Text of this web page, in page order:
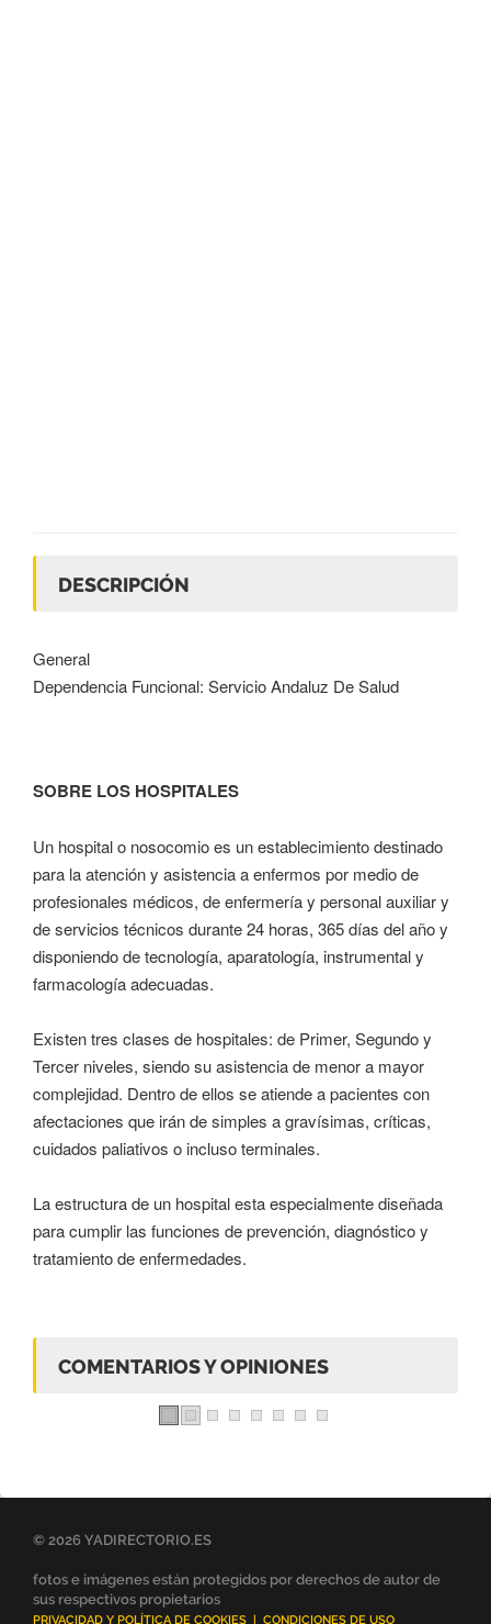
DESCRIPCIÓN
General
Dependencia Funcional: Servicio Andaluz De Salud
SOBRE LOS HOSPITALES
Un hospital o nosocomio es un establecimiento destinado
para la atención y asistencia a enfermos por medio de
profesionales médicos, de enfermería y personal auxiliar y
de servicios técnicos durante 24 horas, 365 días del año y
disponiendo de tecnología, aparatología, instrumental y
farmacología adecuadas.
Existen tres clases de hospitales: de Primer, Segundo y
Tercer niveles, siendo su asistencia de menor a mayor
complejidad. Dentro de ellos se atiende a pacientes con
afectaciones que irán de simples a gravísimas, críticas,
cuidados paliativos o incluso terminales.
La estructura de un hospital esta especialmente diseñada
para cumplir las funciones de prevención, diagnóstico y
tratamiento de enfermedades.
COMENTARIOS Y OPINIONES
© 2026 YADIRECTORIO.ES
fotos e imágenes están protegidos por derechos de autor de
sus respectivos propietarios
PRIVACIDAD Y POLÍTICA DE COOKIES | CONDICIONES DE USO